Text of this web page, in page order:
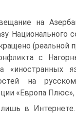
на
(реальной
с
«иностранных
на
«Европа
в